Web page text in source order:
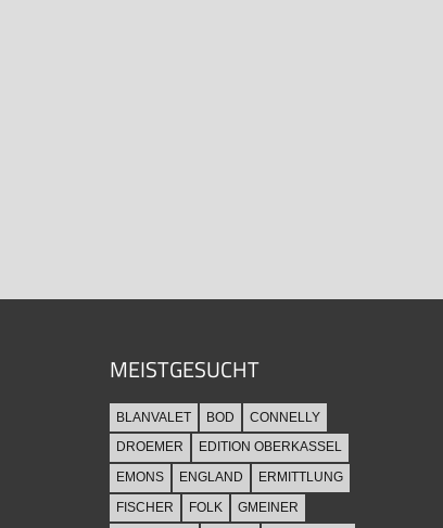
MEISTGESUCHT
BLANVALET BOD
CONNELLY
DROEMER
EDITION OBERKASSEL
EMONS
ENGLAND
ERMITTLUNG
FISCHER
FOLK
GMEINER